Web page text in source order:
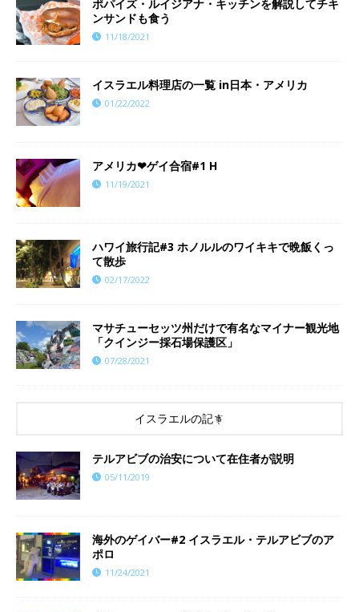
ポパイズ・ルイジアナ・キッチンを解説してチキ
ンサンドも食う
11/18/2021
イスラエル料理店の一覧 in日本・アメリカ
01/22/2022
アメリカ❤︎ゲイ合宿#1 H
11/19/2021
ハワイ旅行記#3 ホノルルのワイキキで晩飯くっ
て散歩
02/17/2022
マサチューセッツ州だけで有名なマイナー観光地
「クインジー採石場保護区」
07/28/2021
イスラエルの記事
テルアビブの治安について在住者が説明
05/11/2019
海外のゲイバー#2 イスラエル・テルアビブのア
ポロ
11/24/2021